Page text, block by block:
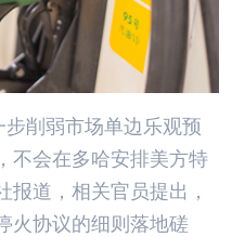
削弱市场单边乐观预
不会在多哈安排美方特
报道，相关官员提出，
火协议的细则落地磋